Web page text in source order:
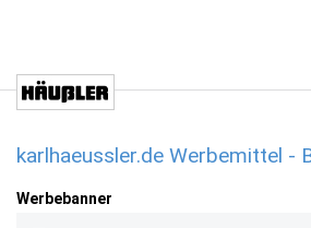
karlhaeussler.de Werbemittel -
Werbebanner